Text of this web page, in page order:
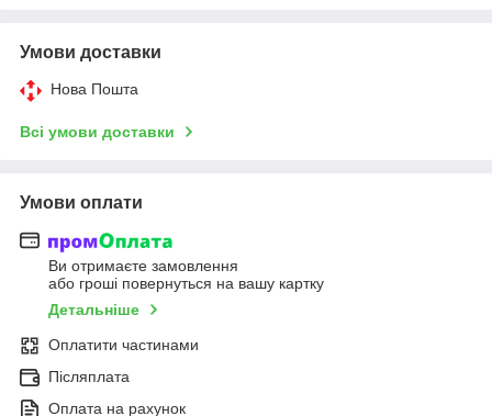
Умови доставки
Нова Пошта
Всі умови доставки
Умови оплати
Ви отримаєте замовлення
або гроші повернуться на вашу картку
Детальніше
Оплатити частинами
Післяплата
Оплата на рахунок